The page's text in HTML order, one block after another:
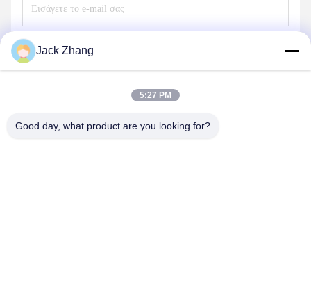
Jack Zhang
5:27 PM
Good day, what product are you looking for?